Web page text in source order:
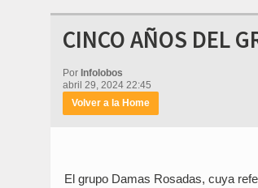
CINCO AÑOS DEL
Por Infolobos
abril 29, 2024 22:45
Volver a la Home
El grupo Damas Rosadas, cuya